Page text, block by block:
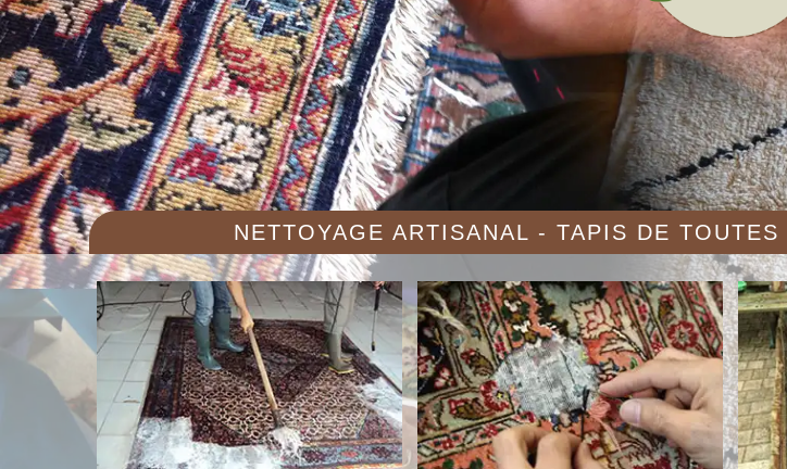
NETTOYAGE ARTISANAL - TAPIS DE